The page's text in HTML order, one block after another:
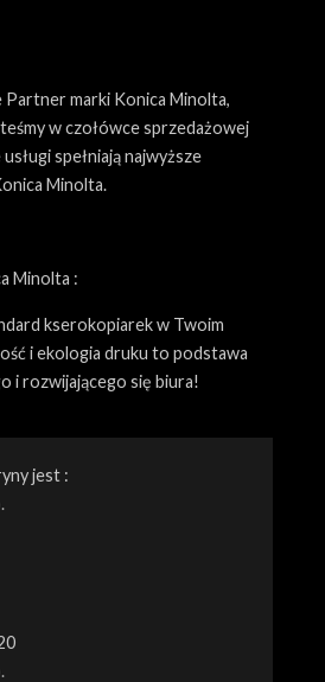
Partner marki Konica Minolta,
w czołówce sprzedażowej
spełniają najwyższe
Minolta.
Minolta :
kserokopiarek w Twoim
i ekologia druku to podstawa
i rozwijającego się biura!
jest :